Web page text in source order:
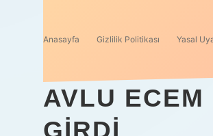
Anasayfa Gizlilik Politikası Yasal
AVLU
GIRDI